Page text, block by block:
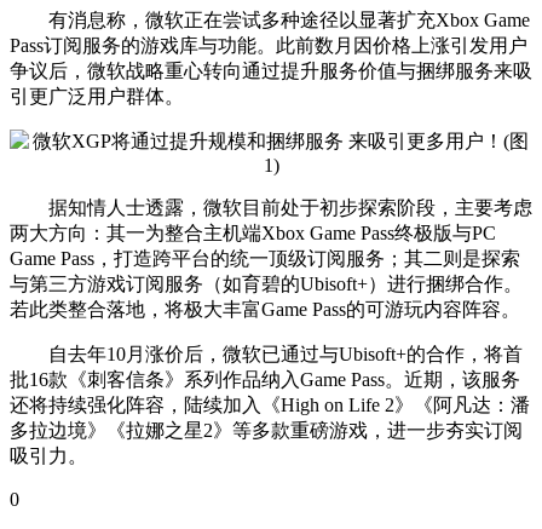
有消息称，微软正在尝试多种途径以显著扩充Xbox Game
Pass订阅服务的游戏库与功能。此前数月因价格上涨引发用户
争议后，微软战略重心转向通过提升服务价值与捆绑服务来吸
引更广泛用户群体。
据知情人士透露，微软目前处于初步探索阶段，主要考虑
两大方向：其一为整合主机端Xbox Game Pass终极版与PC
Game Pass，打造跨平台的统一顶级订阅服务；其二则是探索
与第三方游戏订阅服务（如育碧的Ubisoft+）进行捆绑合作。
若此类整合落地，将极大丰富Game Pass的可游玩内容阵容。
自去年10月涨价后，微软已通过与Ubisoft+的合作，将首
批16款《刺客信条》系列作品纳入Game Pass。近期，该服务
还将持续强化阵容，陆续加入《High on Life 2》《阿凡达：潘
多拉边境》《拉娜之星2》等多款重磅游戏，进一步夯实订阅
吸引力。
0